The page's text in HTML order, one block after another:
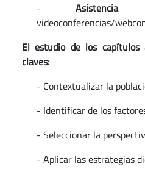
- Asistencia
videoconferencias/
El estudio de los
claves:
- Contextualizar la
- Identificar de los
- Seleccionar la
- Aplicar las estrategias